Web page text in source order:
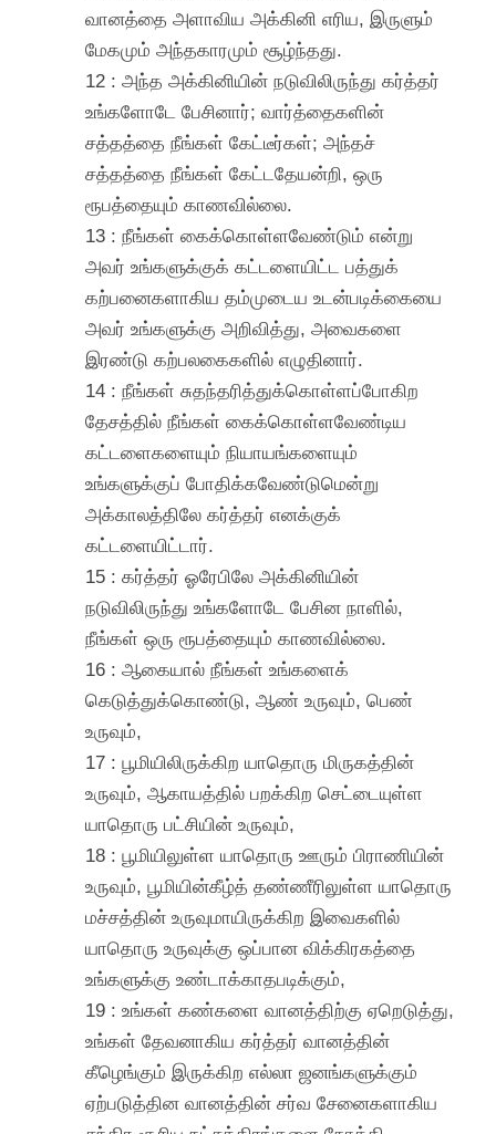
வானத்தை அளாவிய அக்கினி எரிய, இருளும்
மேகமும் அந்தகாரமும் சூழ்ந்தது.
12 : அந்த அக்கினியின் நடுவிலிருந்து கர்த்தர்
உங்களோடே பேசினார்; வார்த்தைகளின்
சத்தத்தை நீங்கள் கேட்டீர்கள்; அந்தச்
சத்தத்தை நீங்கள் கேட்டதேயன்றி, ஒரு
ரூபத்தையும் காணவில்லை.
13 : நீங்கள் கைக்கொள்ளவேண்டும் என்று
அவர் உங்களுக்குக் கட்டளையிட்ட பத்துக்
கற்பனைகளாகிய தம்முடைய உடன்படிக்கையை
அவர் உங்களுக்கு அறிவித்து, அவைகளை
இரண்டு கற்பலகைகளில் எழுதினார்.
14 : நீங்கள் சுதந்தரித்துக்கொள்ளப்போகிற
தேசத்தில் நீங்கள் கைக்கொள்ளவேண்டிய
கட்டளைகளையும் நியாயங்களையும்
உங்களுக்குப் போதிக்கவேண்டுமென்று
அக்காலத்திலே கர்த்தர் எனக்குக்
கட்டளையிட்டார்.
15 : கர்த்தர் ஓரேபிலே அக்கினியின்
நடுவிலிருந்து உங்களோடே பேசின நாளில்,
நீங்கள் ஒரு ரூபத்தையும் காணவில்லை.
16 : ஆகையால் நீங்கள் உங்களைக்
கெடுத்துக்கொண்டு, ஆண் உருவும், பெண்
உருவும்,
17 : பூமியிலிருக்கிற யாதொரு மிருகத்தின்
உருவும், ஆகாயத்தில் பறக்கிற செட்டையுள்ள
யாதொரு பட்சியின் உருவும்,
18 : பூமியிலுள்ள யாதொரு ஊரும் பிராணியின்
உருவும், பூமியின்கீழ்த் தண்ணீரிலுள்ள யாதொரு
மச்சத்தின் உருவுமாயிருக்கிற இவைகளில்
யாதொரு உருவுக்கு ஒப்பான விக்கிரகத்தை
உங்களுக்கு உண்டாக்காதபடிக்கும்,
19 : உங்கள் கண்களை வானத்திற்கு ஏறெடுத்து,
உங்கள் தேவனாகிய கர்த்தர் வானத்தின்
கீழெங்கும் இருக்கிற எல்லா ஜனங்களுக்கும்
ஏற்படுத்தின வானத்தின் சர்வ சேனைகளாகிய